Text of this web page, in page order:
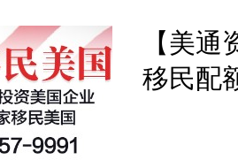
【美
移民配